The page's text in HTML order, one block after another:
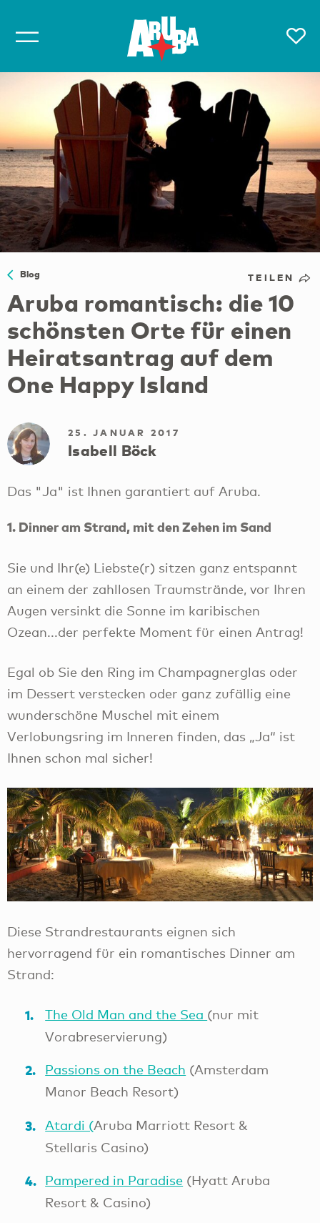
Blog TEILEN
Aruba romantisch: die 10
schönsten Orte für einen
Heiratsantrag auf dem
One Happy Island
25. JANUAR 2017
Isabell Böck
Das "Ja" ist Ihnen garantiert auf Aruba.
1. Dinner am Strand, mit den Zehen im Sand
Sie und Ihr(e) Liebste(r) sitzen ganz entspannt
an einem der zahllosen Traumstrände, vor Ihren
Augen versinkt die Sonne im karibischen
Ozean...der perfekte Moment für einen Antrag!
Egal ob Sie den Ring im Champagnerglas oder
im Dessert verstecken oder ganz zufällig eine
wunderschöne Muschel mit einem
Verlobungsring im Inneren finden, das „Ja“ ist
Ihnen schon mal sicher!
Diese Strandrestaurants eignen sich
hervorragend für ein romantisches Dinner am
Strand:
The Old Man and the Sea (nur mit
Vorabreservierung)
Passions on the Beach (Amsterdam
Manor Beach Resort)
Atardi (Aruba Marriott Resort &
Stellaris Casino)
Pampered in Paradise (Hyatt Aruba
Resort & Casino)